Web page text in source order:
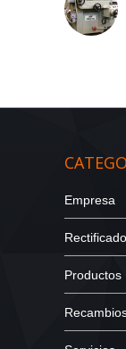
Empresa
Productos